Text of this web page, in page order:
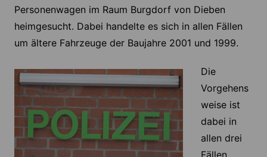
Personenwagen im Raum Burgdorf von Dieben
heimgesucht. Dabei handelte es sich in allen Fällen
um ältere Fahrzeuge der Baujahre 2001 und 1999.
Die
Vorgehens
weise ist
dabei in
allen drei